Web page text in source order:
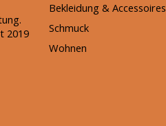
2019
Bekleidung & Accessoires
Schmuck
Wohnen